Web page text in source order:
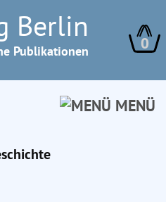
Berlin
Publikationen 0
MENÜ